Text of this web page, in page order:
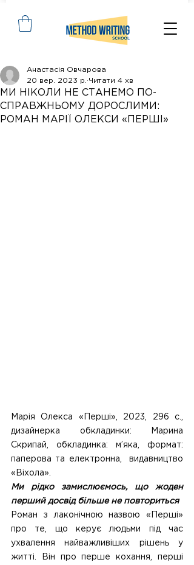
МИ НІКОЛИ НЕ СТАНЕМО ПО-
СПРАВЖНЬОМУ ДОРОСЛИМИ:
РОМАН МАРІЇ ОЛЕКСИ «ПЕРШІ»
Анастасія Овчарова
20 вер. 2023 р. Читати 4 хв
Марія Олекса «Перші», 2023, 296 с.,
дизайнерка обкладинки: Марина
Скрипай, обкладинка: м’яка, формат:
паперова та електронна,  видавництво
«Віхола».
Ми рідко замислюємось, що жоден
перший досвід більше не повториться
Роман з лаконічною назвою «Перші»
про те, що керує людьми під час
ухвалення найважливіших рішень у
житті. Він про перше кохання, перші